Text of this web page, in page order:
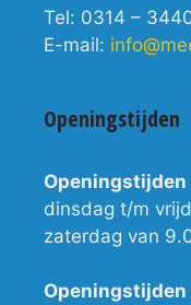
Tel: 0314 –
E-mail:
Openingstijden
Openingstijden
dinsdag t/m
zaterdag van